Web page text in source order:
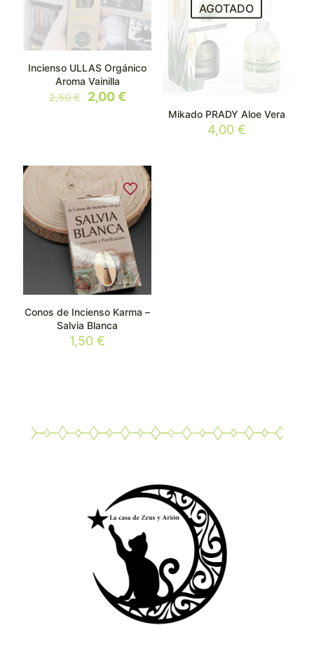
Incienso ULLAS Orgánico
Aroma Vainilla
2,50€
El
precio
2,00€El
AGOTADO
Mikado PRADY Aloe Vera
4,00 €
Conos de Incienso Karma –
Salvia Blanca
1,50€